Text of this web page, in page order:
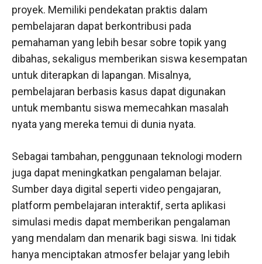
proyek. Memiliki pendekatan praktis dalam
pembelajaran dapat berkontribusi pada
pemahaman yang lebih besar sobre topik yang
dibahas, sekaligus memberikan siswa kesempatan
untuk diterapkan di lapangan. Misalnya,
pembelajaran berbasis kasus dapat digunakan
untuk membantu siswa memecahkan masalah
nyata yang mereka temui di dunia nyata.
Sebagai tambahan, penggunaan teknologi modern
juga dapat meningkatkan pengalaman belajar.
Sumber daya digital seperti video pengajaran,
platform pembelajaran interaktif, serta aplikasi
simulasi medis dapat memberikan pengalaman
yang mendalam dan menarik bagi siswa. Ini tidak
hanya menciptakan atmosfer belajar yang lebih